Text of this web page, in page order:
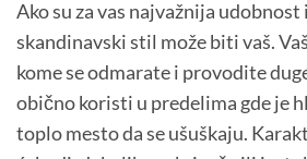
Ako su za vas najvažnija
skandinavski stil može biti vaš.
kome se odmarate i provodite
obično koristi u predelima gde je
toplo mesto da se ušuškaju.